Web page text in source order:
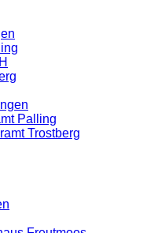
Palling
Trostberg